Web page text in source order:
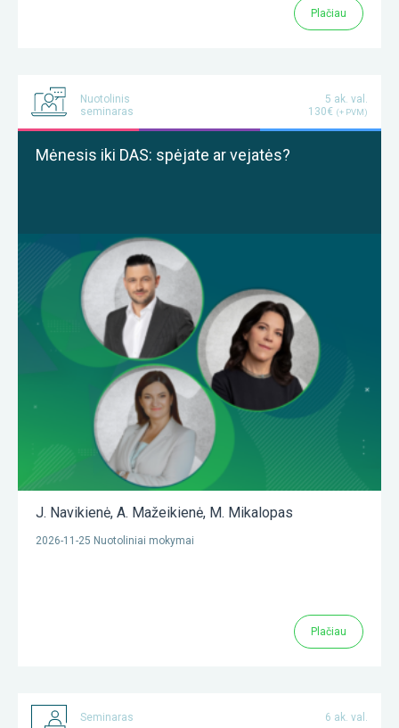
Plačiau
Nuotolinis
seminaras
5 ak. val.
130€ (+ PVM)
Mėnesis iki DAS: spėjate ar vejatės?
J. Navikienė, A. Mažeikienė, M. Mikalopas
2026-11-25 Nuotoliniai mokymai
Plačiau
Seminaras 6 ak. val.